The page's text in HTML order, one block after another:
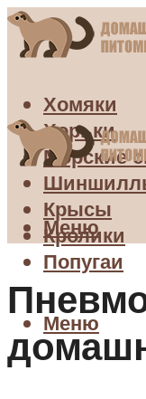
Хомяки
Хорьки
Морские
Крысы
Кролики
Попугаи
Меню
Меню